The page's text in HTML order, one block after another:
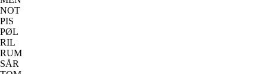
NOT
PIS
PØL
RIL
RUM
SÅR